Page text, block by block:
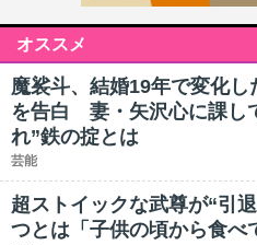
オススメ
魔裟斗、結婚19年で変化
を告白 妻・矢沢心に課し
れ”鉄の掟とは
芸能
超ストイックな武尊が“引
つとは「子供の頃から食べ